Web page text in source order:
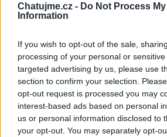
Chatujme.cz - Do Not Process
Information
If you wish to opt-out of the sale,
processing of your personal or
targeted advertising by us, please use
section to confirm your selection.
opt-out request is processed you may
interest-based ads based on personal
us or personal information disclosed to
your opt-out. You may separately opt-
Neověřeno
0 uživatelům